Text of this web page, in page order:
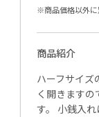
※商品価格以外に
商品紹介
ハーフサイズ
く開きますの
す。 小銭入